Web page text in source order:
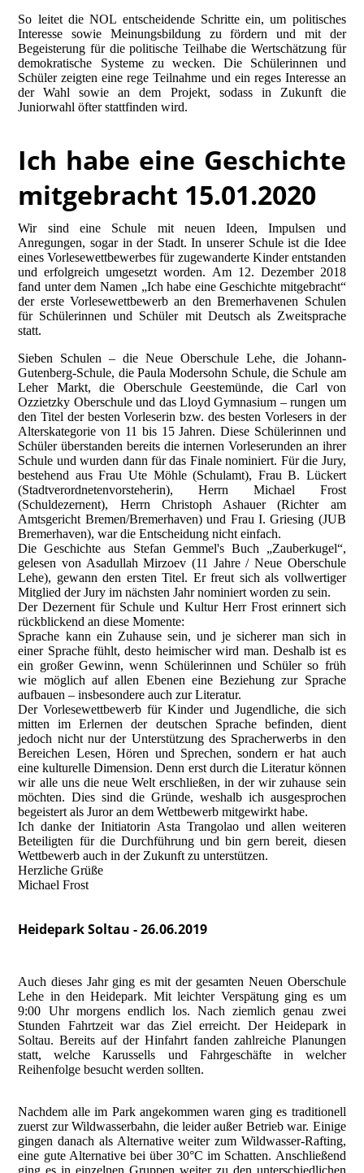
So leitet die NOL entscheidende Schritte ein, um politisches
Interesse sowie Meinungsbildung zu fördern und mit der
Begeisterung für die politische Teilhabe die Wertschätzung für
demokratische Systeme zu wecken. Die Schülerinnen und
Schüler zeigten eine rege Teilnahme und ein reges Interesse an
der Wahl sowie an dem Projekt, sodass in Zukunft die
Juniorwahl öfter stattfinden wird.
Ich habe eine Geschichte
mitgebracht 15.01.2020
Wir sind eine Schule mit neuen Ideen, Impulsen und
Anregungen, sogar in der Stadt. In unserer Schule ist die Idee
eines Vorlesewettbewerbes für zugewanderte Kinder entstanden
und erfolgreich umgesetzt worden. Am 12. Dezember 2018
fand unter dem Namen „Ich habe eine Geschichte mitgebracht“
der erste Vorlesewettbewerb an den Bremerhavenen Schulen
für Schülerinnen und Schüler mit Deutsch als Zweitsprache
statt.
Sieben Schulen – die Neue Oberschule Lehe, die Johann-
Gutenberg-Schule, die Paula Modersohn Schule, die Schule am
Leher Markt, die Oberschule Geestemünde, die Carl von
Ozzietzky Oberschule und das Lloyd Gymnasium – rungen um
den Titel der besten Vorleserin bzw. des besten Vorlesers in der
Alterskategorie von 11 bis 15 Jahren. Diese Schülerinnen und
Schüler überstanden bereits die internen Vorleserunden an ihrer
Schule und wurden dann für das Finale nominiert. Für die Jury,
bestehend aus Frau Ute Möhle (Schulamt), Frau B. Lückert
(Stadtverordnetenvorsteherin), Herrn Michael Frost
(Schuldezernent), Herrn Christoph Ashauer (Richter am
Amtsgericht Bremen/Bremerhaven) und Frau I. Griesing (JUB
Bremerhaven), war die Entscheidung nicht einfach.
Die Geschichte aus Stefan Gemmel's Buch „Zauberkugel“,
gelesen von Asadullah Mirzoev (11 Jahre / Neue Oberschule
Lehe), gewann den ersten Titel. Er freut sich als vollwertiger
Mitglied der Jury im nächsten Jahr nominiert worden zu sein.
Der Dezernent für Schule und Kultur Herr Frost erinnert sich
rückblickend an diese Momente:
Sprache kann ein Zuhause sein, und je sicherer man sich in
einer Sprache fühlt, desto heimischer wird man. Deshalb ist es
ein großer Gewinn, wenn Schülerinnen und Schüler so früh
wie möglich auf allen Ebenen eine Beziehung zur Sprache
aufbauen – insbesondere auch zur Literatur.
Der Vorlesewettbewerb für Kinder und Jugendliche, die sich
mitten im Erlernen der deutschen Sprache befinden, dient
jedoch nicht nur der Unterstützung des Spracherwerbs in den
Bereichen Lesen, Hören und Sprechen, sondern er hat auch
eine kulturelle Dimension. Denn erst durch die Literatur können
wir alle uns die neue Welt erschließen, in der wir zuhause sein
möchten. Dies sind die Gründe, weshalb ich ausgesprochen
begeistert als Juror an dem Wettbewerb mitgewirkt habe.
Ich danke der Initiatorin Asta Trangolao und allen weiteren
Beteiligten für die Durchführung und bin gern bereit, diesen
Wettbewerb auch in der Zukunft zu unterstützen.
Herzliche Grüße
Michael Frost
Heidepark Soltau - 26.06.2019
Auch dieses Jahr ging es mit der gesamten Neuen Oberschule
Lehe in den Heidepark. Mit leichter Verspätung ging es um
9:00 Uhr morgens endlich los. Nach ziemlich genau zwei
Stunden Fahrtzeit war das Ziel erreicht. Der Heidepark in
Soltau. Bereits auf der Hinfahrt fanden zahlreiche Planungen
statt, welche Karussells und Fahrgeschäfte in welcher
Reihenfolge besucht werden sollten.
Nachdem alle im Park angekommen waren ging es traditionell
zuerst zur Wildwasserbahn, die leider außer Betrieb war. Einige
gingen danach als Alternative weiter zum Wildwasser-Rafting,
eine gute Alternative bei über 30°C im Schatten. Anschließend
ging es in einzelnen Gruppen weiter zu den unterschiedlichen